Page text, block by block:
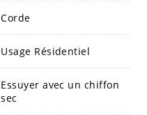
Corde
Usage Résidentiel
Essuyer avec un chiffon
sec